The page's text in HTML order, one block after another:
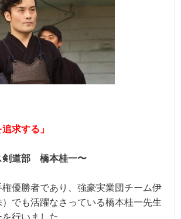
求する」
剣道部 橋本桂一〜
優勝者であり、強豪実業団チーム伊
でも活躍なさっている橋本桂一先生